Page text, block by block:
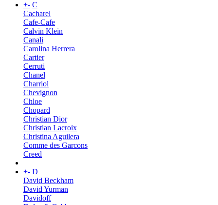
+- C
Cacharel
Cafe-Cafe
Calvin Klein
Canali
Carolina Herrera
Cartier
Cerruti
Chanel
Charriol
Chevignon
Chloe
Chopard
Christian Dior
Christian Lacroix
Christina Aguilera
Comme des Garcons
Creed
+- D
David Beckham
David Yurman
Davidoff